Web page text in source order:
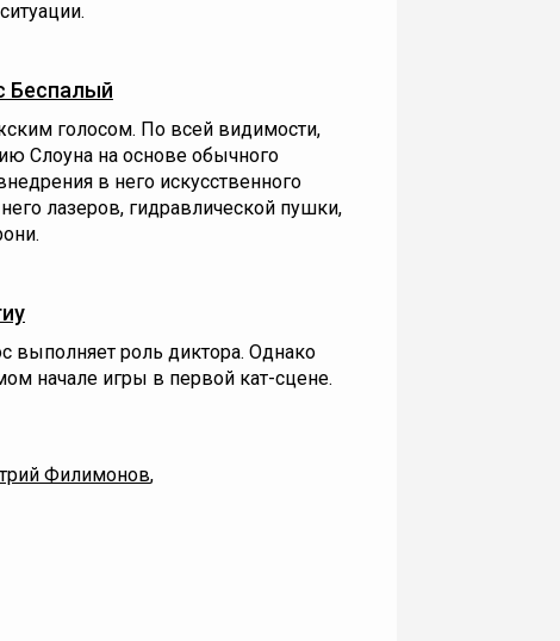
Беспалый
голосом. По всей видимости,
Слоуна на основе обычного
в него искусственного
лазеров, гидравлической пушки,
выполняет роль диктора. Однако
начале игры в первой кат-сцене.
Филимонов,